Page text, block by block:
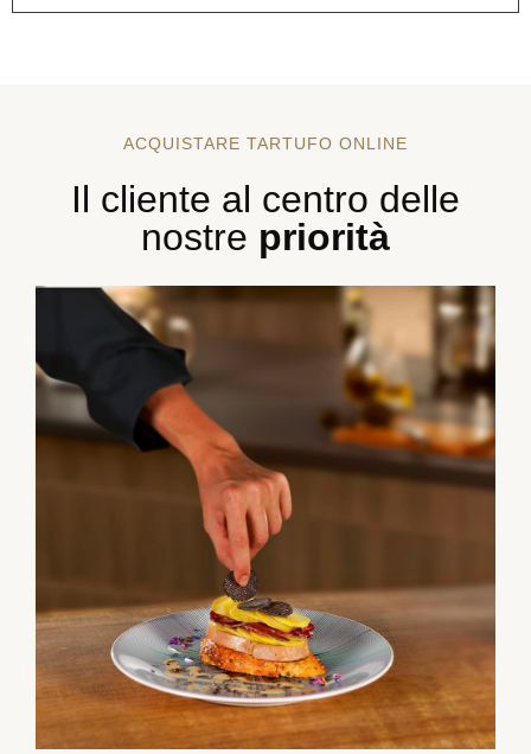
ACQUISTARE TARTUFO ONLINE
Il cliente al centro delle
nostre priorità